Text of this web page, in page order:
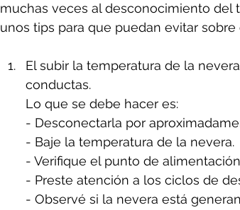
muchas veces al desconocimiento del
unos tips para que puedan evitar sobre
El subir la temperatura de la
conductas.
Lo que se debe hacer es:
- Desconectarla por
- Baje la temperatura de la nevera.
- Verifique el punto de
- Preste atención a los ciclos de
- Observé si la nevera está